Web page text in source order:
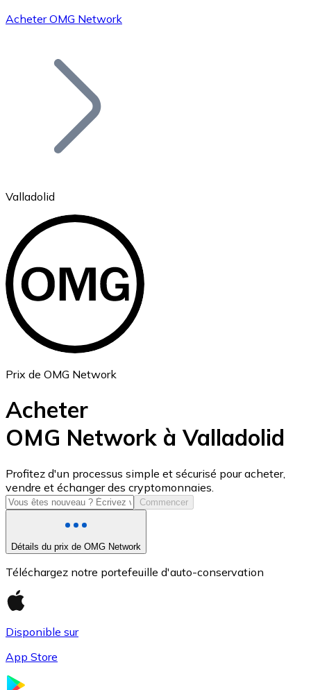
Bitcoin
Ethereum
ETH
USD Coin
USDC
Acheter OMG Network
Valladolid
Prix de OMG Network
Acheter
OMG Network à Valladolid
Profitez d'un processus simple et sécurisé pour acheter,
vendre et échanger des cryptomonnaies.
Commencer
Détails du prix de OMG Network
Téléchargez notre portefeuille d'auto-conservation
Disponible sur
App Store